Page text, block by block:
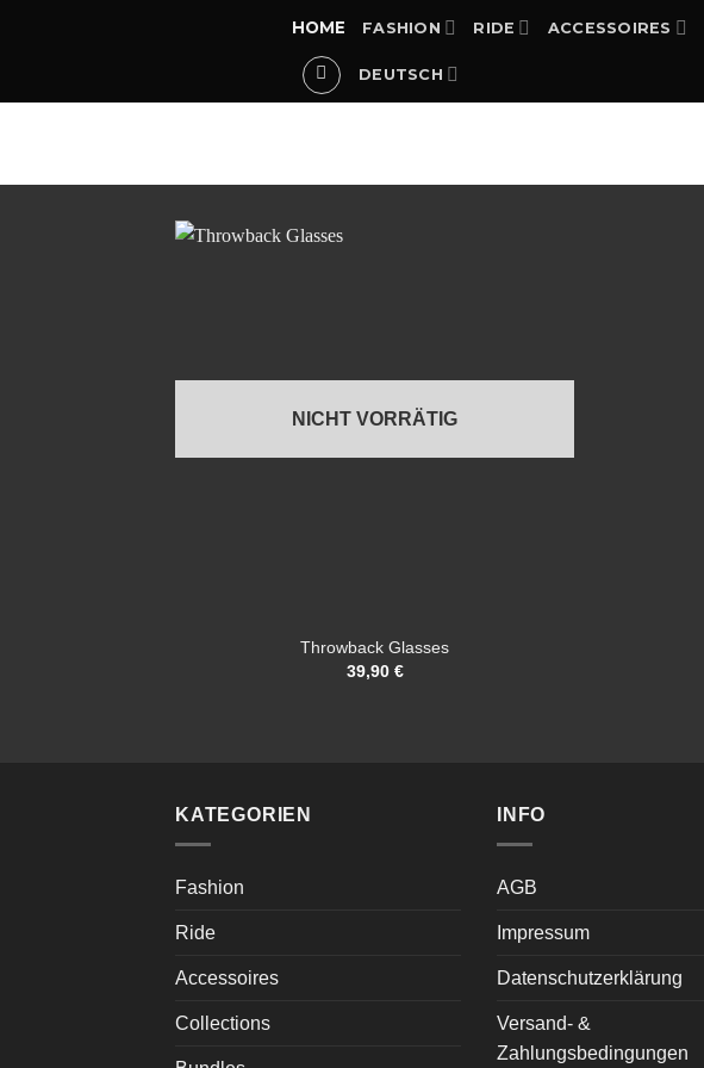
HOME FASHION RIDE ACCESSOIRES
DEUTSCH
NICHT VORRÄTIG
Throwback Glasses
39,90 €
KATEGORIEN
Fashion
Ride
Accessoires
Collections
INFO
AGB
Impressum
Datenschutzerklärung
Versand- &
Zahlungsbedingungen